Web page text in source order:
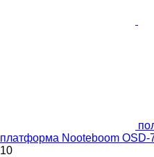
платформа Nooteboom OSD-
10